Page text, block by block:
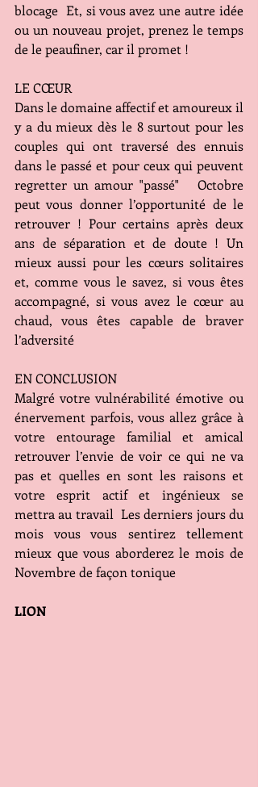
blocage  Et, si vous avez une autre idée
ou un nouveau projet, prenez le temps
de le peaufiner, car il promet !
LE CŒUR
Dans le domaine affectif et amoureux il
y a du mieux dès le 8 surtout pour les
couples qui ont traversé des ennuis
dans le passé et pour ceux qui peuvent
regretter un amour "passé"   Octobre
peut vous donner l’opportunité de le
retrouver ! Pour certains après deux
ans de séparation et de doute ! Un
mieux aussi pour les cœurs solitaires
et, comme vous le savez, si vous êtes
accompagné, si vous avez le cœur au
chaud, vous êtes capable de braver
l’adversité
EN CONCLUSION
Malgré votre vulnérabilité émotive ou
énervement parfois, vous allez grâce à
votre entourage familial et amical
retrouver l’envie de voir ce qui ne va
pas et quelles en sont les raisons et
votre esprit actif et ingénieux se
mettra au travail  Les derniers jours du
mois vous vous sentirez tellement
mieux que vous aborderez le mois de
Novembre de façon tonique
LION